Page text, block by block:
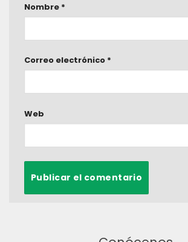
Nombre *
Correo electrónico *
Web